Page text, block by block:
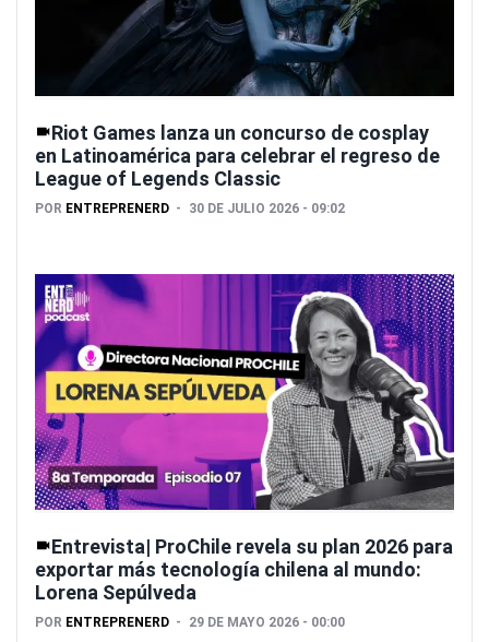
Riot Games lanza un concurso de cosplay
en Latinoamérica para celebrar el regreso de
League of Legends Classic
POR ENTREPRENERD 30 DE JULIO 2026 - 09:02
Entrevista| ProChile revela su plan 2026 para
exportar más tecnología chilena al mundo:
Lorena Sepúlveda
POR ENTREPRENERD 29 DE MAYO 2026 - 00:00